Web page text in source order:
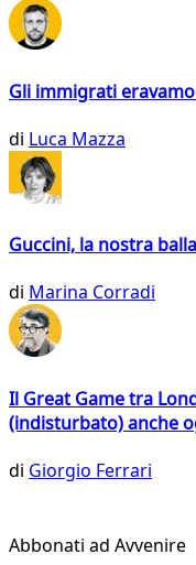
Gli immigrati
di Luca Mazza
Guccini, la nostra
di Marina Corradi
Il Great Game tra
(indisturbato) anche
di Giorgio Ferrari
Abbonati ad Avvenire